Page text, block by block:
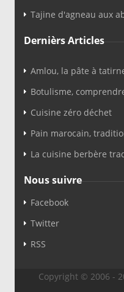
Tajine d'agneau aux
Dernièrs Articles
Amlou, la pâte à
Botulisme,
Cuisine zéro déchet
Pain marocain,
La cuisine berbère
Nous suivre
Facebook
Twitter
RSS
Copyright © 2006 -